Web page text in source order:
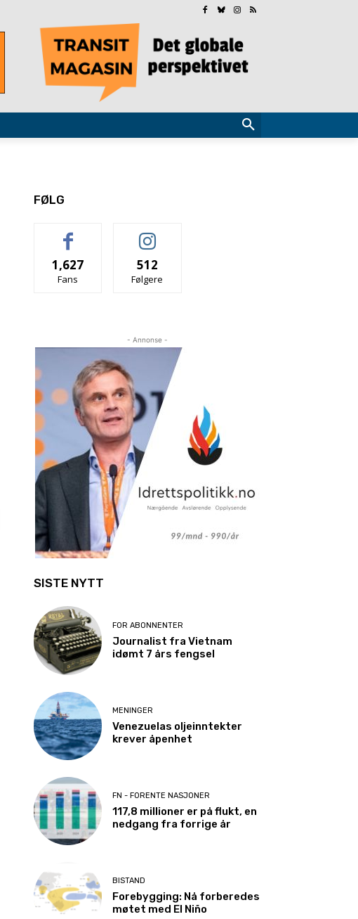
FØLG
1,627
Fans
512
Følgere
- Annonse -
SISTE NYTT
FOR ABONNENTER
Journalist fra Vietnam
idømt 7 års fengsel
MENINGER
Venezuelas oljeinntekter
krever åpenhet
FN - FORENTE NASJONER
117,8 millioner er på flukt, en
nedgang fra forrige år
BISTAND
Forebygging: Nå forberedes
møtet med El Niño